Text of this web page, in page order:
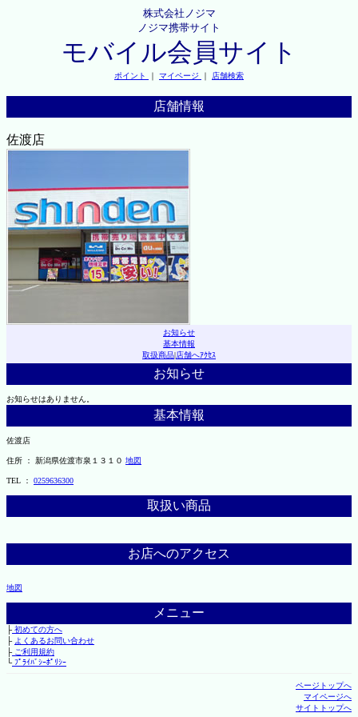
株式会社ノジマ
ノジマ携帯サイト
モバイル会員サイト
ポイント ｜ マイページ ｜ 店舗検索
店舗情報
佐渡店
お知らせ
基本情報
取扱商品|店舗へｱｸｾｽ
お知らせ
お知らせはありません。
基本情報
佐渡店
住所 ： 新潟県佐渡市泉１３１０ 地図
TEL ： 0259636300
取扱い商品
お店へのアクセス
地図
メニュー
├初めての方へ
├ よくあるお問い合わせ
├ご利用規約
└ﾌﾟﾗｲﾊﾞｼｰﾎﾟﾘｼｰ
ページトップへ
マイページへ
サイトトップへ